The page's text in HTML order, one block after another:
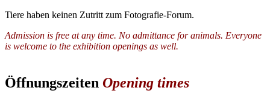
Tiere haben keinen Zutritt zum Fotografie-Forum.
Admission is free at any time. No admittance for animals. Everyone
is welcome to the exhibition openings as well.
Öffnungszeiten Opening times